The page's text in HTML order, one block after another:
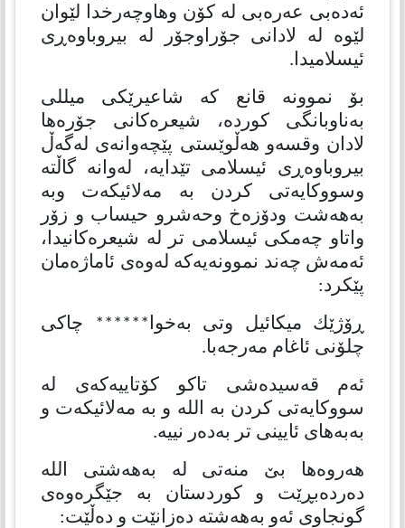
ئەدەبی عەرەبی لە کۆن وهاوچەرخدا لێوان
لێوە لە لادانی جۆراوجۆر لە بیروباوەڕی
ئیسلامیدا.
بۆ نموونە قانع کە شاعیرێکی میللی
بەناوبانگی کوردە، شیعرەکانی جۆرەها
لادان وقسەو هەڵوێستی پێچەوانەی لەگەڵ
بیروباوەڕی ئیسلامی تێدایە، لەوانە گاڵتە
وسووکایەتی کردن بە مەلائیکەت وبە
بەهەشت ودۆزەخ وحەشرو حیساب و زۆر
واتاو چەمکی ئیسلامی تر لە شیعرەکانیدا،
ئەمەش چەند نموونەیەكە لەوەی ئاماژەمان
پێكرد:
ڕۆژێك میكائیل وتی بەخوا****** چاكی
چلۆنی ئاغام مەرجەبا.
ئەم قەسیدەشی تاكو كۆتاییەکەی لە
سووكایەتی كردن بە الله و بە مەلائیكەت و
بەبەهای ئایینی تر بەدەر نییە.
هەروەها بێ منەتی لە بەهەشتی الله
دەردەبڕێت و كوردستان بە جێگرەوەی
گونجاوی ئەو بەهەشتە دەزانێت و دەڵێت: